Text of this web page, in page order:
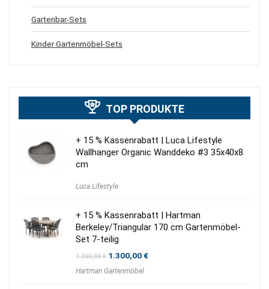
Gartenbar-Sets
Kinder Gartenmöbel-Sets
TOP PRODUKTE
+ 15 % Kassenrabatt | Luca Lifestyle
Wallhanger Organic Wanddeko #3 35x40x8
cm
Luca Lifestyle
+ 15 % Kassenrabatt | Hartman
Berkeley/Triangular 170 cm Gartenmöbel-
Set 7-teilig
1.360,00€ Ursprünglicher
war:
1.300,00€Aktueller
Hartman Gartenmöbel